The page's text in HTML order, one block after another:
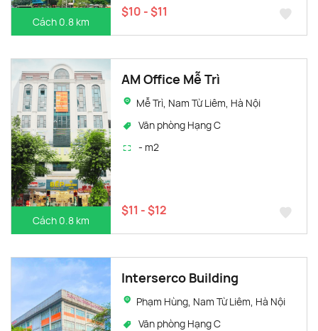
Cách 0.8 km
$10 - $11
Cách 0.8 km
AM Office Mễ Trì
Mễ Trì, Nam Từ Liêm, Hà Nội
Văn phòng Hạng C
- m2
$11 - $12
Interserco Building
Phạm Hùng, Nam Từ Liêm, Hà Nội
Văn phòng Hạng C